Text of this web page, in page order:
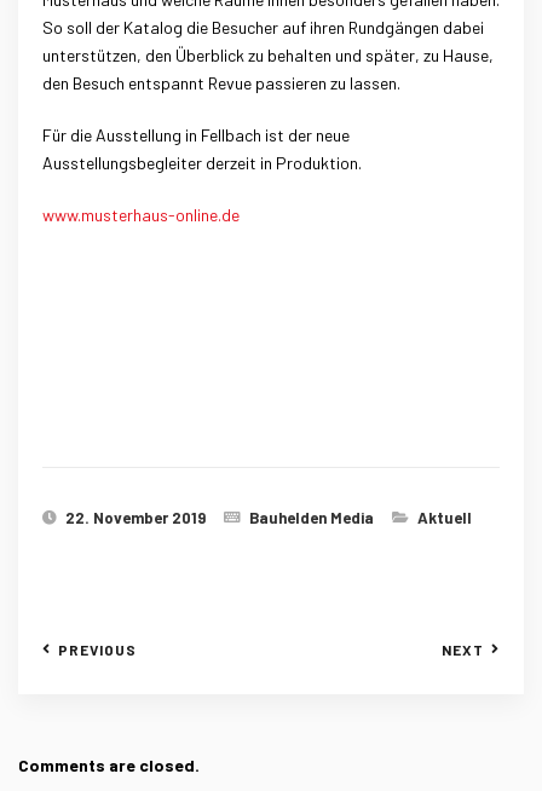
So soll der Katalog die Besucher auf ihren Rundgängen dabei
unterstützen, den Überblick zu behalten und später, zu Hause,
den Besuch entspannt Revue passieren zu lassen.
Für die Ausstellung in Fellbach ist der neue
Ausstellungsbegleiter derzeit in Produktion.
www.musterhaus-online.de
22. November 2019 Bauhelden Media Aktuell
PREVIOUS NEXT
Comments are closed.